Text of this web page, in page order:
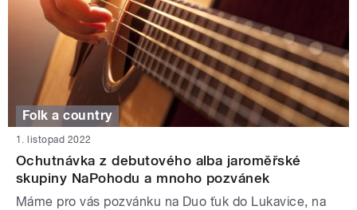
Folk a country
1. listopad 2022
Ochutnávka z debutového alba jaroměřské
skupiny NaPohodu a mnoho pozvánek
Máme pro vás pozvánku na Duo ťuk do Lukavice, na